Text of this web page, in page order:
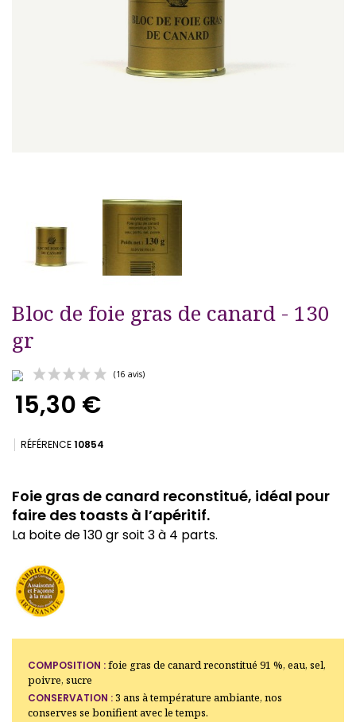
Bloc de foie gras de canard - 130
gr
(16 avis)
15,30 €
RÉFÉRENCE10854
Foie gras de canard reconstitué, idéal pour
faire des toasts à l’apéritif.
La boite de 130 gr soit 3 à 4 parts.
COMPOSITION :foie gras de canard reconstitué 91 %, eau, sel,
poivre, sucre
CONSERVATION :3 ans à température ambiante, nos
conserves se bonifient avec le temps.